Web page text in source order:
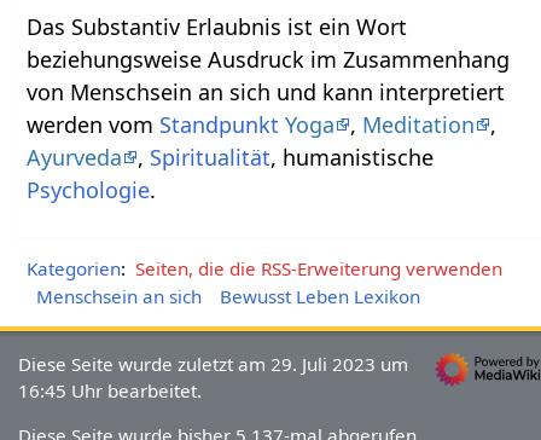
Das Substantiv Erlaubnis‏‎ ist ein Wort
beziehungsweise Ausdruck im Zusammenhang
von Menschsein an sich und kann interpretiert
werden vom Standpunkt Yoga , Meditation
,
Ayurveda
, Spiritualität, humanistische
Psychologie.
Kategorien: Seiten, die die RSS-Erweiterung verwenden
Menschsein an sich
Bewusst Leben Lexikon
Diese Seite wurde zuletzt am 29. Juli 2023 um
16:45 Uhr bearbeitet.